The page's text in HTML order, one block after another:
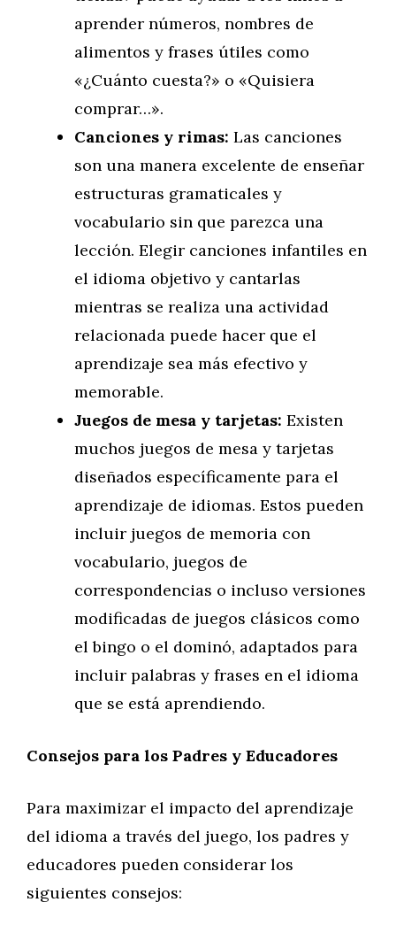
aprender números, nombres de
alimentos y frases útiles como
«¿Cuánto cuesta?» o «Quisiera
comprar…».
Canciones y rimas: Las canciones
son una manera excelente de enseñar
estructuras gramaticales y
vocabulario sin que parezca una
lección. Elegir canciones infantiles en
el idioma objetivo y cantarlas
mientras se realiza una actividad
relacionada puede hacer que el
aprendizaje sea más efectivo y
memorable.
Juegos de mesa y tarjetas: Existen
muchos juegos de mesa y tarjetas
diseñados específicamente para el
aprendizaje de idiomas. Estos pueden
incluir juegos de memoria con
vocabulario, juegos de
correspondencias o incluso versiones
modificadas de juegos clásicos como
el bingo o el dominó, adaptados para
incluir palabras y frases en el idioma
que se está aprendiendo.
Consejos para los Padres y Educadores
Para maximizar el impacto del aprendizaje
del idioma a través del juego, los padres y
educadores pueden considerar los
siguientes consejos: